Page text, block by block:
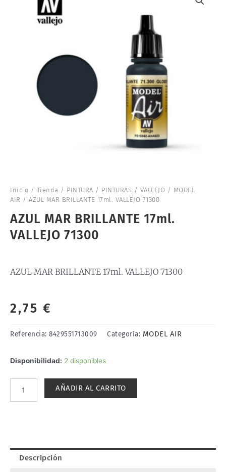
Inicio / Tienda / PINTURA / PINTURAS / VALLEJO / MODEL
AIR / AZUL MAR BRILLANTE 17ml. VALLEJO 71300
AZUL MAR BRILLANTE 17ml.
VALLEJO 71300
AZUL MAR BRILLANTE 17ml. VALLEJO 71300
2,75 €
Referencia: 8429551713009 Categoría: MODEL AIR
Disponibilidad: 2 disponibles
AZUL
17ml.
AÑADIR AL CARRITO
Descripción